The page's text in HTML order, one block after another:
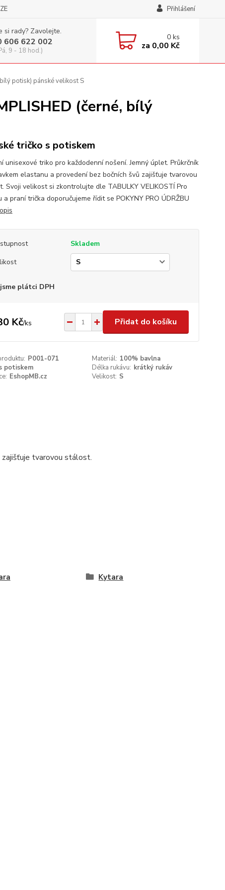
Přihlášení
si rady? Zavolejte.
606 622 002
9 - 18 hod.)
0ks
za 0,00 Kč
potisk) pánské velikost S
(černé, bílý
tričko s potiskem
unisexové triko pro každodenní nošení. Jemný úplet. Průkrčník
elastanu a provedení bez bočních švů zajišťuje tvarovou
Svoji velikost si zkontrolujte dle TABULKY VELIKOSTÍ Pro
a praní trička doporučujeme řídit se POKYNY PRO ÚDRŽBU
Skladem
plátci DPH
Kč/ks Přidat do košíku
P001-071 Materiál: 100% bavlna
potiskem Délka rukávu: krátký rukáv
EshopMB.cz Velikost: S
zajišťuje tvarovou stálost.
Kytara